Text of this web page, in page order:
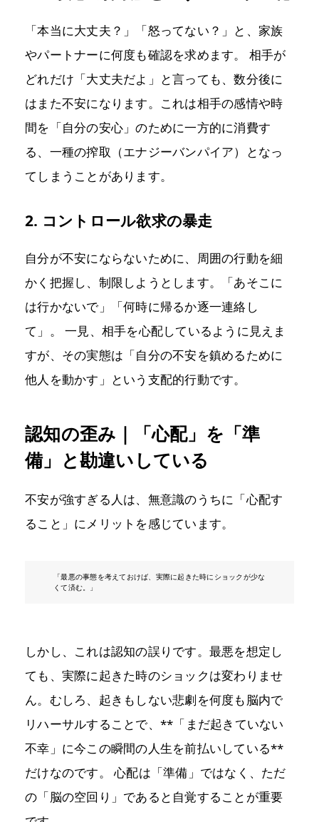
「本当に大丈夫？」「怒ってない？」と、家族
やパートナーに何度も確認を求めます。 相手が
どれだけ「大丈夫だよ」と言っても、数分後に
はまた不安になります。これは相手の感情や時
間を「自分の安心」のために一方的に消費す
る、一種の搾取（エナジーバンパイア）となっ
てしまうことがあります。
2. コントロール欲求の暴走
自分が不安にならないために、周囲の行動を細
かく把握し、制限しようとします。「あそこに
は行かないで」「何時に帰るか逐一連絡し
て」。 一見、相手を心配しているように見えま
すが、その実態は「自分の不安を鎮めるために
他人を動かす」という支配的行動です。
認知の歪み｜「心配」を「準
備」と勘違いしている
不安が強すぎる人は、無意識のうちに「心配す
ること」にメリットを感じています。
「最悪の事態を考えておけば、実際に起きた時にショックが少な
くて済む。」
しかし、これは認知の誤りです。最悪を想定し
ても、実際に起きた時のショックは変わりませ
ん。むしろ、起きもしない悲劇を何度も脳内で
リハーサルすることで、**「まだ起きていない
不幸」に今この瞬間の人生を前払いしている**
だけなのです。 心配は「準備」ではなく、ただ
の「脳の空回り」であると自覚することが重要